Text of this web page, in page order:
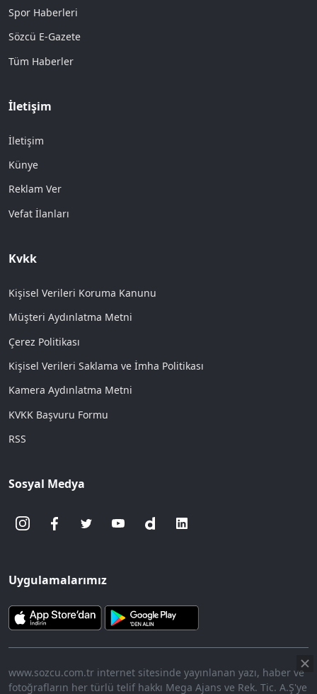
Spor Haberleri
Sözcü E-Gazete
Tüm Haberler
İletişim
İletişim
Künye
Reklam Ver
Vefat İlanları
Kvkk
Kişisel Verileri Koruma Kanunu
Müşteri Aydınlatma Metni
Çerez Politikası
Kişisel Verileri Saklama ve İmha Politikası
Kamera Aydınlatma Metni
KVKK Başvuru Formu
RSS
Sosyal Medya
Uygulamalarımız
www.sozcu.com.tr internet sitesinde yayınlanan yazı, haber ve
fotoğrafların her türlü telif hakkı Mega Ajans ve Rek. Tic. A.Ş'ye